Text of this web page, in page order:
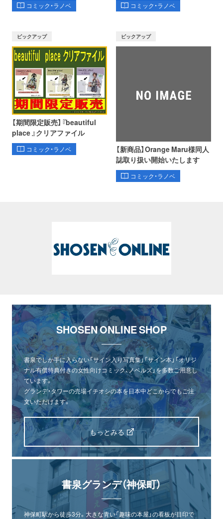
コミック・ラノベ コミック・ラノベ
ピックアップ
【期間限定販売】『beautiful
place 』クリアファイル
コミック・ラノベ
ピックアップ
【新商品】Orange Maru様同人
誌取り扱い開始いたします
コミック・ラノベ
SHOSEN ONLINE SHOP
書泉でしか手に入らない「サイン入り写真集」「サイン本」「オリジ
ナル有償特典付きの女性向けコミック、ノベルズ」を多数ご用意し
ています。
グランデ・タワーの売場イチオシの本を日本中どこからでもご注
文いただけます。
もっとみる
書泉グランデ（神保町）
神保町駅から徒歩3分。大きな青い「趣味の本屋」の看板が目印で